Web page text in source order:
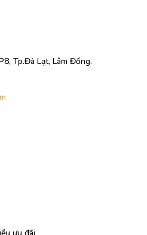
Tp.Đà Lạt, Lâm Đồng.